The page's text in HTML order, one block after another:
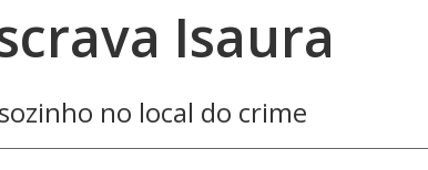
Isaura
no local do crime